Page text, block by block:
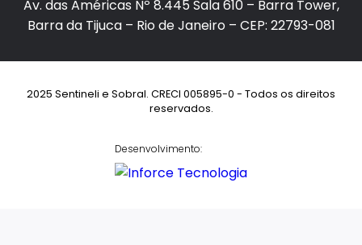
Av. das Américas Nº 8.445 Sala 610 – Barra Tower,
Barra da Tijuca – Rio de Janeiro – CEP: 22793-081
2025 Sentineli e Sobral. CRECI 005895-0 - Todos os direitos
reservados.
Desenvolvimento: